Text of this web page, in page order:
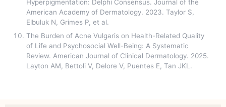
Hyperpigmentation: Delphi Consensus. Journal of the
American Academy of Dermatology. 2023. Taylor S,
Elbuluk N, Grimes P, et al.
The Burden of Acne Vulgaris on Health-Related Quality
of Life and Psychosocial Well-Being: A Systematic
Review. American Journal of Clinical Dermatology. 2025.
Layton AM, Bettoli V, Delore V, Puentes E, Tan JKL.